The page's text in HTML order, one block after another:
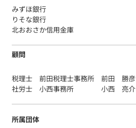
みずほ銀行
りそな銀行
北おおさか信用金庫
顧問
税理士 前田税理士事務所 前田 勝彦
社労士 小西事務所 小西 亮介
所属団体